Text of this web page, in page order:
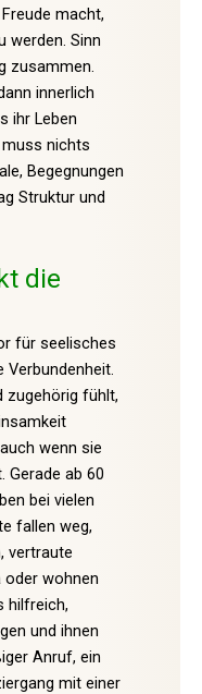
macht,
werden. Sinn
zusammen.
innerlich
ihr Leben
muss nichts
Begegnungen
Struktur und
die
für seelisches
zugehörig fühlt,
wenn sie
Gerade ab 60
bei vielen
fallen weg,
vertraute
oder wohnen
hilfreich,
und ihnen
Anruf, ein
mit einer